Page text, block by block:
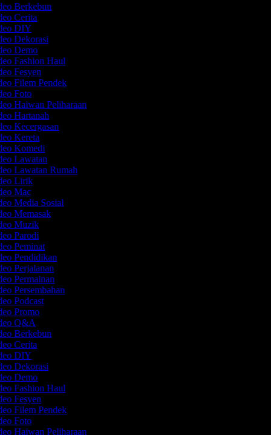
Berkebun
Cerita
DIY
Dekorasi
Demo
Fashion Haul
Fesyen
Filem Pendek
Foto
Haiwan Peliharaan
Hartanah
Kecergasan
Kereta
Komedi
Lawatan
Lawatan Rumah
Lirik
Mac
Media Sosial
Memasak
Muzik
Parodi
Peminat
Pendidikan
Perjalanan
Permainan
Persembahan
Podcast
Promo
Q&A
Berkebun
Cerita
DIY
Dekorasi
Demo
Fashion Haul
Fesyen
Filem Pendek
Foto
Haiwan Peliharaan